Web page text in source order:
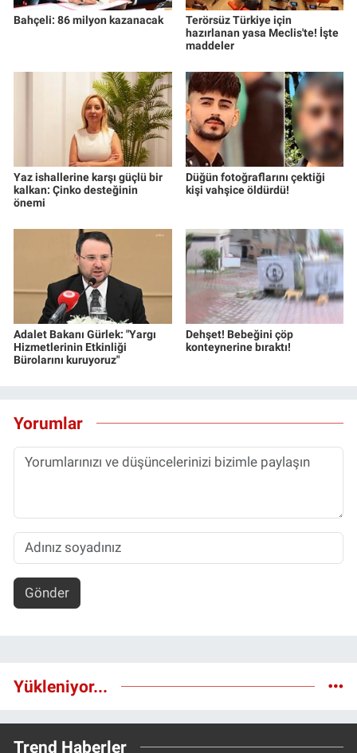
Bahçeli: 86 milyon kazanacak
Terörsüz Türkiye için
hazırlanan yasa Meclis'te! İşte
maddeler
Yaz ishallerine karşı güçlü bir
kalkan: Çinko desteğinin
önemi
Düğün fotoğraflarını çektiği
kişi vahşice öldürdü!
Adalet Bakanı Gürlek: "Yargı
Hizmetlerinin Etkinliği
Bürolarını kuruyoruz"
Dehşet! Bebeğini çöp
konteynerine bıraktı!
Yorumlar
Gönder
Yükleniyor...
Trend Haberler